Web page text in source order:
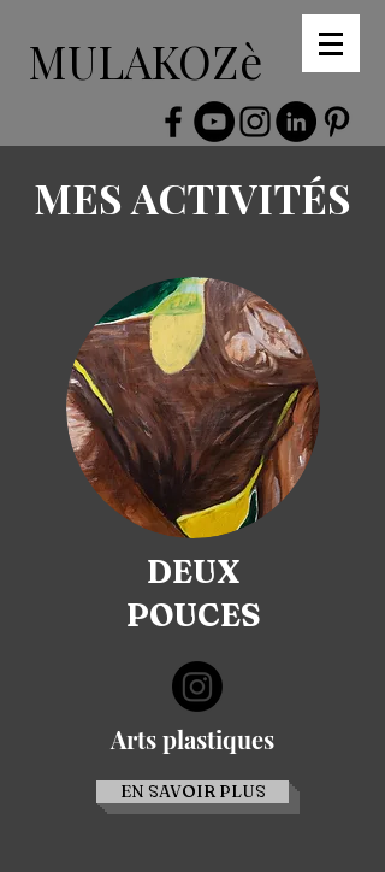
MULAKOZè
MES ACTIVITÉS
DEUX
POUCES
Arts plastiques
EN SAVOIR PLUS